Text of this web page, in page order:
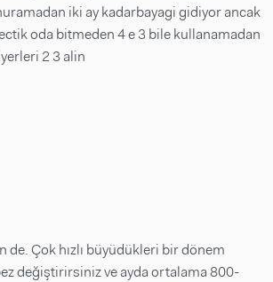
iki ay kadarbayagi gidiyor ancak
oda bitmeden 4 e 3 bile kullanamadan
2 3 alin
de. Çok hızlı büyüdükleri bir dönem
değiştirirsiniz ve ayda ortalama 800-